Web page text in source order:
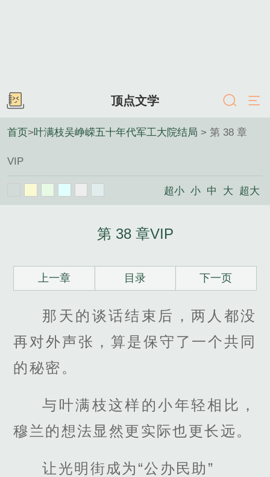
顶点文学
首页>叶满枝吴峥嵘五十年代军工大院结局 > 第 38 章
VIP
超小 小 中 大 超大
第 38 章VIP
上一章 目录 下一页
那天的谈话结束后，两人都没
再对外声张，算是保守了一个共同
的秘密。
与叶满枝这样的小年轻相比，
穆兰的想法显然更实际也更长远。
让光明街成为“公办民助”